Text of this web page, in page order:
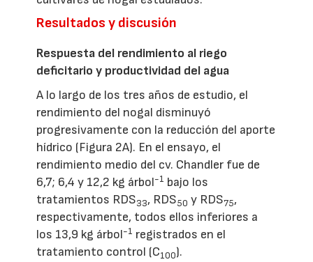
Resultados y discusión
Respuesta del rendimiento al riego
deficitario y productividad del agua
A lo largo de los tres años de estudio, el
rendimiento del nogal disminuyó
progresivamente con la reducción del aporte
hídrico (Figura 2A). En el ensayo, el
rendimiento medio del cv. Chandler fue de
6,7; 6,4 y 12,2 kg árbol-1 bajo los
tratamientos RDS33, RDS50 y RDS75,
respectivamente, todos ellos inferiores a
los 13,9 kg árbol-1 registrados en el
tratamiento control (C100).